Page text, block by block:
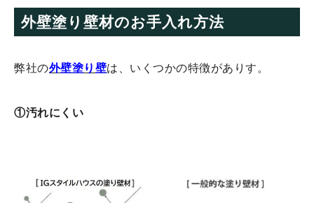
外壁塗り壁材のお手入れ方法
弊社の外壁塗り壁は、いくつかの特徴がありす。
①汚れにくい